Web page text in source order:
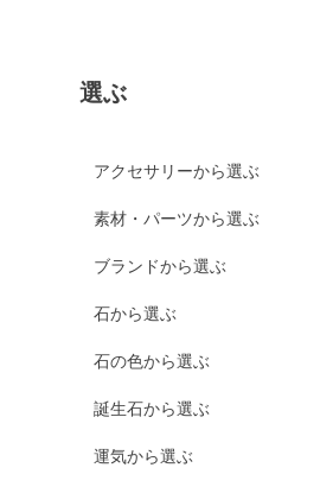
選ぶ
アクセサリーから選ぶ
素材・パーツから選ぶ
ブランドから選ぶ
石から選ぶ
石の色から選ぶ
誕生石から選ぶ
運気から選ぶ